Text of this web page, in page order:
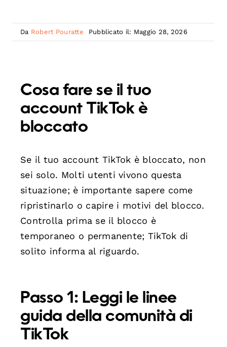
Da Robert Pouratte Pubblicato il: Maggio 28, 2026
Cosa fare se il tuo
account TikTok è
bloccato
Se il tuo account TikTok è bloccato, non
sei solo. Molti utenti vivono questa
situazione; è importante sapere come
ripristinarlo o capire i motivi del blocco.
Controlla prima se il blocco è
temporaneo o permanente; TikTok di
solito informa al riguardo.
Passo 1: Leggi le linee
guida della comunità di
TikTok